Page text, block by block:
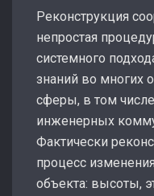
Реконструкция
непростая
системного
знаний во многих
сферы, в том
инженерных
Фактически
процесс
объекта: высоты,